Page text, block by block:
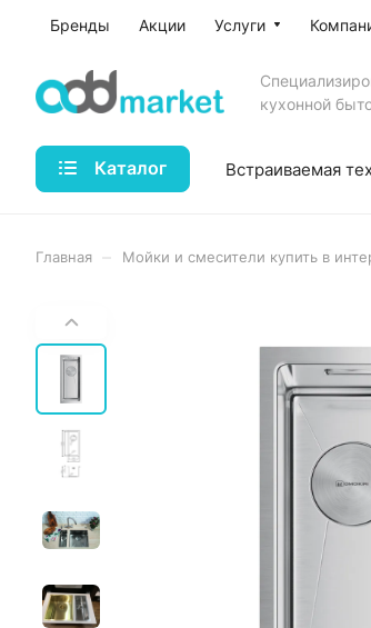
Бренды Акции Услуги
кухонной
Каталог Встраиваемая
Главная Мойки и смесители купить в